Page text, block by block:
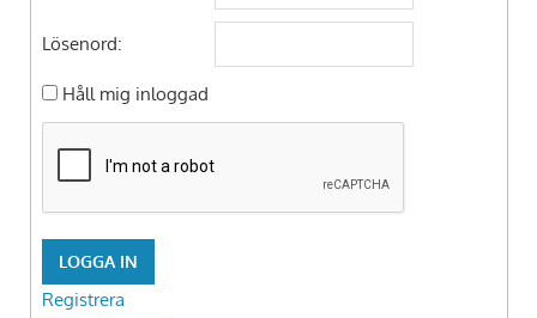
Lösenord:
Håll mig inloggad
LOGGA IN
Registrera